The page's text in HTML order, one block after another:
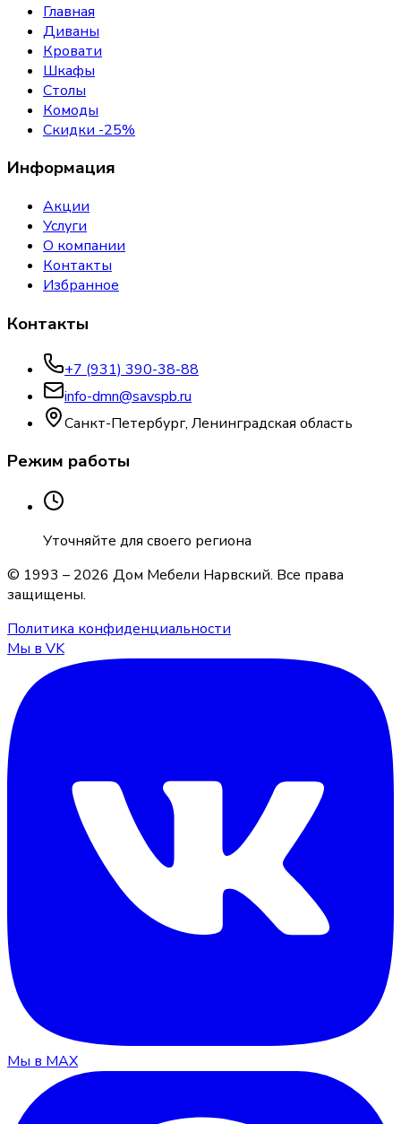
Главная
Диваны
Кровати
Шкафы
Столы
Комоды
Скидки -25%
Информация
Акции
Услуги
О компании
Контакты
Избранное
Контакты
+7 (931) 390-38-88
info-dmn@savspb.ru
Санкт-Петербург, Ленинградская область
Режим работы
Уточняйте для своего региона
© 1993 – 2026 Дом Мебели Нарвский. Все права
защищены.
Политика конфиденциальности
Мы в VK
Мы в MAX